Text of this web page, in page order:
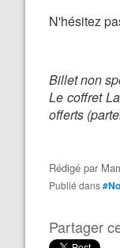
N'hésitez
Billet non
Le coffret
offerts
Rédigé par
Publié dans
Partager